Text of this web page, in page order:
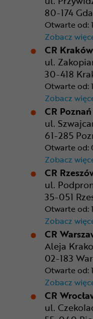
80-174
Otwarte od:
Zobacz
CR
ul.
30-418
Otwarte od:
Zobacz
CR
ul.
61-285
Otwarte od:
Zobacz
CR
ul.
35-051
Otwarte od:
Zobacz
CR
Aleja
02-183
Otwarte od:
Zobacz
CR
ul.